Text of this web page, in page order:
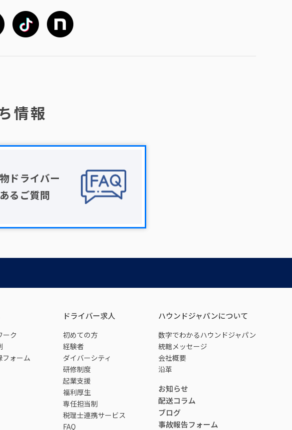
情報
ドライバー
るご質問
ーク
フォーム
ドライバー求人
初めての方
経験者
ダイバーシティ
研修制度
起業支援
福利厚生
専任担当制
税理士連携サービス
FAQ
ハウンドジャパンについて
数字でわかるハウンドジャパン
統轄メッセージ
会社概要
沿革
お知らせ
配送コラム
ブログ
事故報告フォーム